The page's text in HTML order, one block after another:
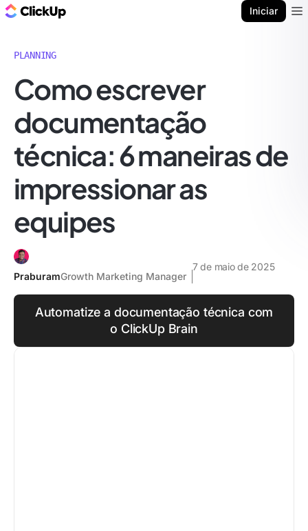
Iniciar
PLANNING
Como escrever
documentação
técnica: 6 maneiras de
impressionar as
equipes
PraburamGrowth Marketing Manager
7 de maio de 2025
Automatize a documentação técnica com
o ClickUp Brain